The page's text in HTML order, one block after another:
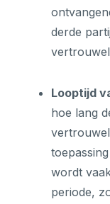
derde
Looptijd
hoe lang
wordt
periode,